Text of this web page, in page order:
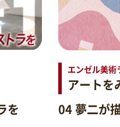
を
エンゼル美術
アートを
04 夢二が